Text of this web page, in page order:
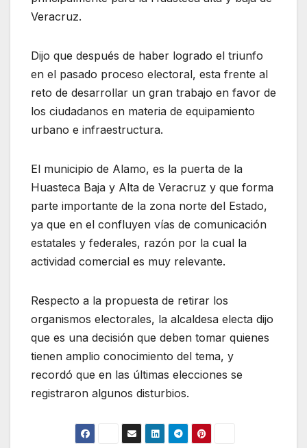
Veracruz.
Dijo que después de haber logrado el triunfo
en el pasado proceso electoral, esta frente al
reto de desarrollar un gran trabajo en favor de
los ciudadanos en materia de equipamiento
urbano e infraestructura.
El municipio de Alamo, es la puerta de la
Huasteca Baja y Alta de Veracruz y que forma
parte importante de la zona norte del Estado,
ya que en el confluyen vías de comunicación
estatales y federales, razón por la cual la
actividad comercial es muy relevante.
Respecto a la propuesta de retirar los
organismos electorales, la alcaldesa electa dijo
que es una decisión que deben tomar quienes
tienen amplio conocimiento del tema, y
recordó que en las últimas elecciones se
registraron algunos disturbios.